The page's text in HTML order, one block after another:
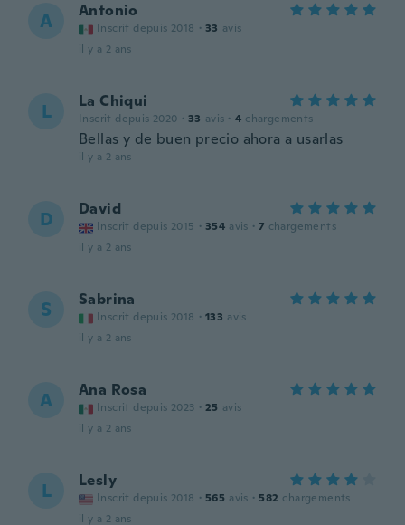
A Antonio
Inscrit depuis 2018 · 33 avis
il y a 2 ans
L La Chiqui
Inscrit depuis 2020 · 33 avis · 4 chargements
Bellas y de buen precio ahora a usarlas
il y a 2 ans
D David
Inscrit depuis 2015 · 354 avis · 7 chargements
il y a 2 ans
S Sabrina
Inscrit depuis 2018 · 133 avis
il y a 2 ans
A Ana Rosa
Inscrit depuis 2023 · 25 avis
il y a 2 ans
L Lesly
Inscrit depuis 2018 · 565 avis · 582 chargements
il y a 2 ans